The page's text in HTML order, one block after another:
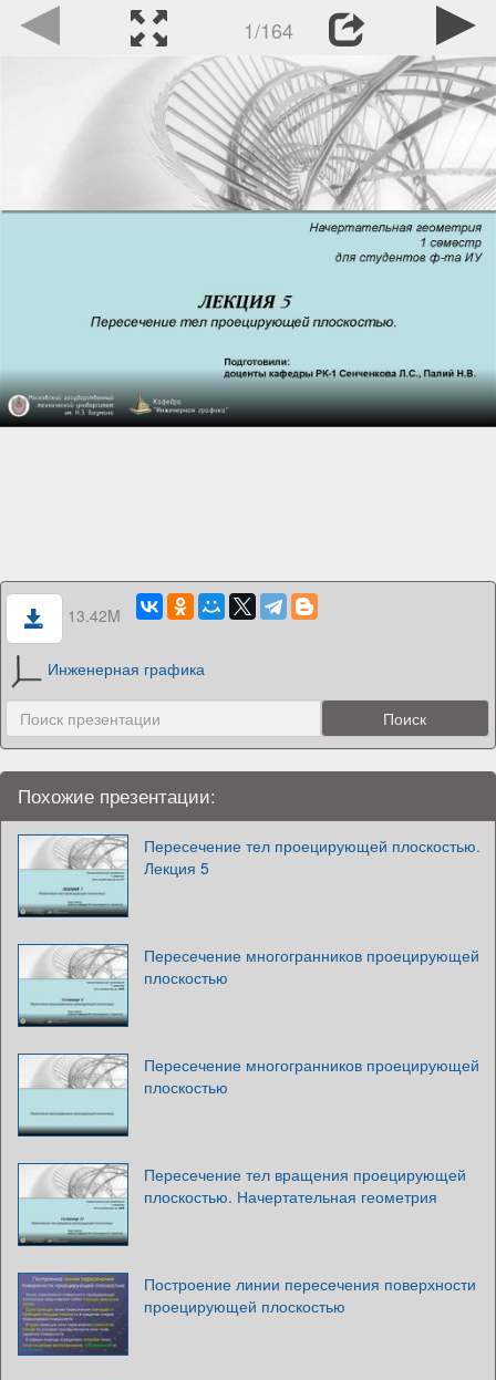
1/164
13.42M
Инженерная графика
Похожие презентации:
Пересечение тел проецирующей плоскостью.
Лекция 5
Пересечение многогранников проецирующей
плоскостью
Пересечение многогранников проецирующей
плоскостью
Пересечение тел вращения проецирующей
плоскостью. Начертательная геометрия
Построение линии пересечения поверхности
проецирующей плоскостью